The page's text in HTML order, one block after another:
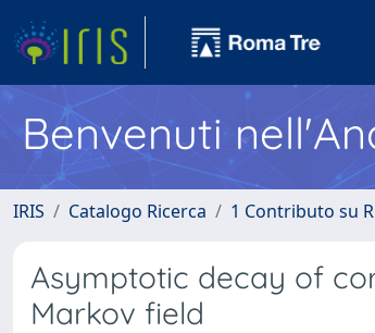
Benvenuti
IRIS Catalogo Ricerca 1 Contributo su
Asymptotic decay of
Markov field